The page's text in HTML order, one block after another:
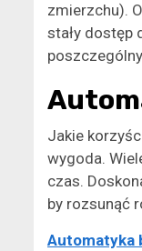
zmierzchu).
stały dostęp
Jakie
wygoda.
czas.
by rozsunąć
Automatyka